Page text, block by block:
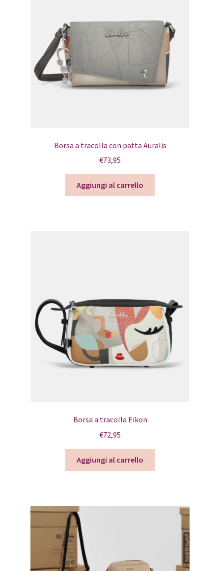
Borsa a tracolla con patta Auralis
€73,95
Aggiungi al carrello
Borsa a tracolla Eikon
€72,95
Aggiungi al carrello